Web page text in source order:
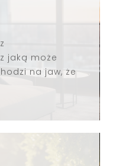
jaką może
na jaw, że